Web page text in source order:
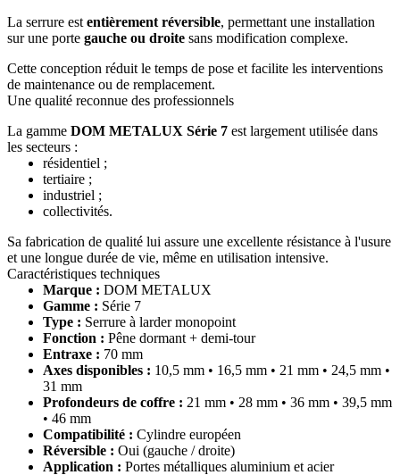
La serrure est entièrement réversible, permettant une installation
sur une porte gauche ou droite sans modification complexe.
Cette conception réduit le temps de pose et facilite les interventions
de maintenance ou de remplacement.
Une qualité reconnue des professionnels
La gamme DOM METALUX Série 7 est largement utilisée dans
les secteurs :
résidentiel ;
tertiaire ;
industriel ;
collectivités.
Sa fabrication de qualité lui assure une excellente résistance à l'usure
et une longue durée de vie, même en utilisation intensive.
Caractéristiques techniques
Marque : DOM METALUX
Gamme : Série 7
Type : Serrure à larder monopoint
Fonction : Pêne dormant + demi-tour
Entraxe : 70 mm
Axes disponibles : 10,5 mm • 16,5 mm • 21 mm • 24,5 mm •
31 mm
Profondeurs de coffre : 21 mm • 28 mm • 36 mm • 39,5 mm
• 46 mm
Compatibilité : Cylindre européen
Réversible : Oui (gauche / droite)
Application : Portes métalliques aluminium et acier